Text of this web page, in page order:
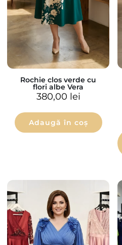
Rochie clos verde cu
flori albe Vera
380,00 lei
Adaugă în coș